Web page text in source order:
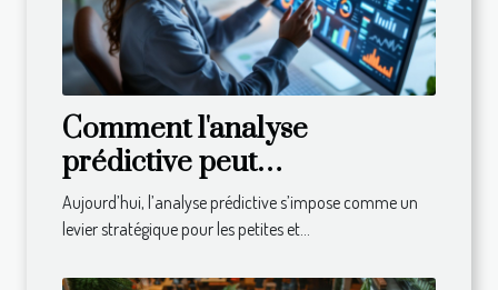
Comment l'analyse
prédictive peut
révolutionner la gestion des
PME ?
Aujourd’hui, l’analyse prédictive s’impose comme un
levier stratégique pour les petites et...